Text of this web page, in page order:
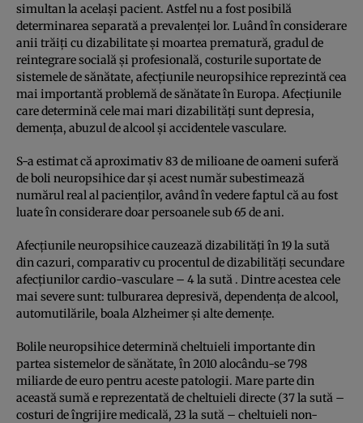
simultan la acelaşi pacient. Astfel nu a fost posibilă
determinarea separată a prevalenţei lor. Luând în considerare
anii trăiţi cu dizabilitate şi moartea prematură, gradul de
reintegrare socială şi profesională, costurile suportate de
sistemele de sănătate, afecţiunile neuropsihice reprezintă cea
mai importantă problemă de sănătate în Europa. Afecţiunile
care determină cele mai mari dizabilităţi sunt depresia,
demenţa, abuzul de alcool şi accidentele vasculare.
S-a estimat că aproximativ 83 de milioane de oameni suferă
de boli neuropsihice dar şi acest număr subestimează
numărul real al pacienţilor, având în vedere faptul că au fost
luate în considerare doar persoanele sub 65 de ani.
Afecţiunile neuropsihice cauzează dizabilităţi în 19 la sută
din cazuri, comparativ cu procentul de dizabilităţi secundare
afecţiunilor cardio-vasculare – 4 la sută . Dintre acestea cele
mai severe sunt: tulburarea depresivă, dependenţa de alcool,
automutilările, boala Alzheimer şi alte demenţe.
Bolile neuropsihice determină cheltuieli importante din
partea sistemelor de sănătate, în 2010 alocându-se 798
miliarde de euro pentru aceste patologii. Mare parte din
această sumă e reprezentată de cheltuieli directe (37 la sută –
costuri de îngrijire medicală, 23 la sută – cheltuieli non-